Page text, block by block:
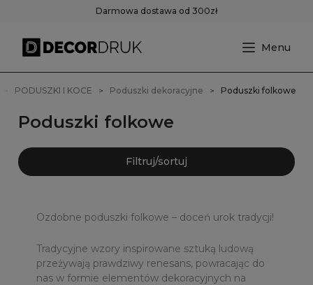
Darmowa dostawa od 300zł
PODUSZKI I KOCE Poduszki dekoracyjne Poduszki folkowe
Poduszki folkowe
Filtruj/sortuj
Ozdobne poduszki folkowe – doceń urok tradycji!
Tradycyjne wzory inspirowane sztuką ludową
przeżywają prawdziwy renesans, powracając do
nas w formie elementów dekoracyjnych na